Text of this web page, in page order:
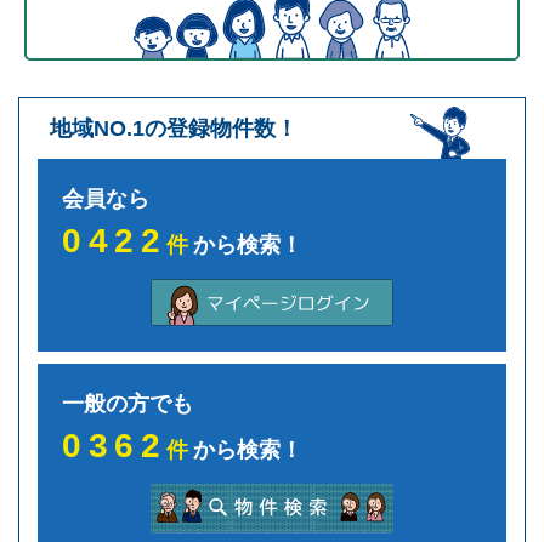
た本方針は、日本国の法律、その他規範により判断
致します。本方針は、当社の個人情報の取り扱いに
関しての基本的な方針を定めるものであり、当社は
基づく個人情報の保護に努めます。
個人情報の安全管理措置について
当社は、個人情報への不正アクセス、個人情報の紛
失、破壊、改ざん、漏えい等から保護し、正確性及
び安全性を確保するために管理体制を整備し、適切
な安全対策を実施致します。個人情報を取り扱う事
務所内への部外者の立ち入りを制限し、当社の個人
活動を実施するほか、管理責任者を置き個人情報の
CookieとWebビーコンの利用
報を取得するために「Cookie」や「Webビーコ
ン」といった技術を利用しております。これらによ
地域NO.1の登録物件数！
会員なら
0422件から検索！
一般の方でも
0362件から検索！